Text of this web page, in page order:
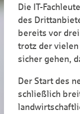
Die IT-
des
bereits vor
trotz der vielen
sicher gehen,
Der Start des
schließlich